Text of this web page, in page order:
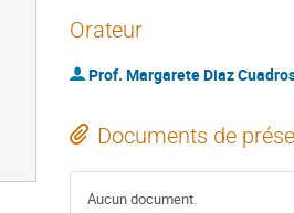
Orateur
Prof. Margarete Diaz
Documents de
Aucun document.